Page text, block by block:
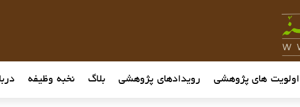
اولویت های پژوهشی رویدادهای پژوهشی بلاگ نخبه وظیفه